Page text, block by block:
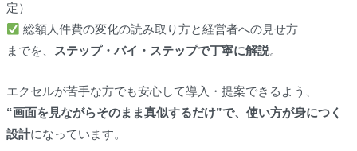
定）
総額人件費の変化の読み取り方と経営者への見せ方
までを、
ステップ・バイ・ステップで丁寧に解説。
エクセルが苦手な方でも安心して導入・提案できるよう、
“画面を見ながらそのまま真似するだけ”で、使い方が身につく
設計になっています。